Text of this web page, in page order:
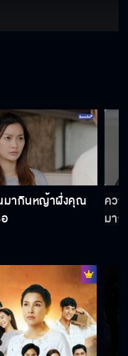
มากินหญ้าฝั่งคุณ
ควา
มาก